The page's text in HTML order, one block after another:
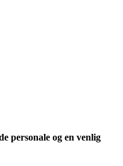
personale og en venlig